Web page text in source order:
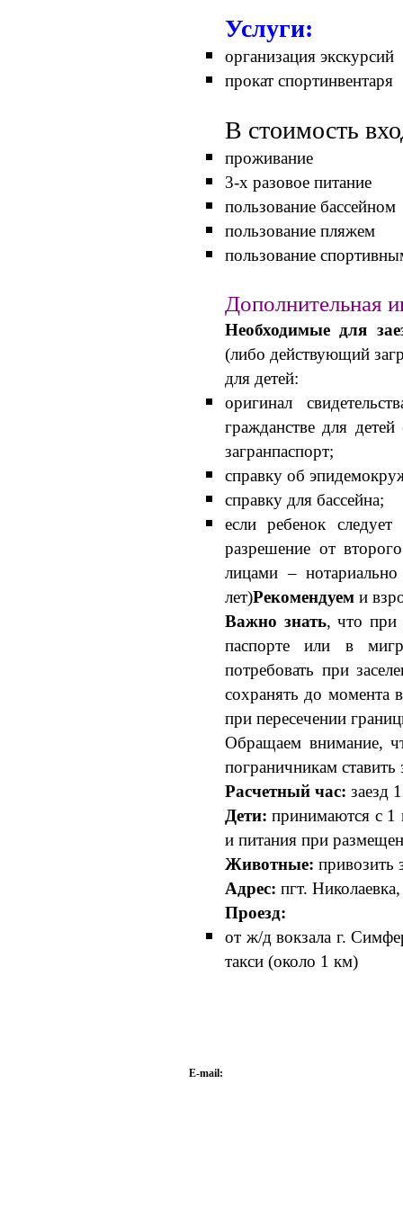
Услуги:
организация экскурсий
прокат спортинвентаря
В стоимость
проживание
3-х разовое питание
пользование бассейном
пользование пляжем
пользование
Дополнительная
Необходимые для
(либо действующий
для детей:
оригинал
гражданстве для
загранпаспорт;
справку об
справку для бассейна;
если ребенок
разрешение от
лицами –
лет)Рекомендуем и
Важно знать, что при
паспорте или в
потребовать при
сохранять до момента
при пересечении
Обращаем внимание,
пограничникам
Расчетный час: заезд
Дети: принимаются с 1
и питания при
Животные: привозить
Адрес: пгт.
Проезд:
от ж/д вокзала г.
такси (около 1 км)
E-mail: